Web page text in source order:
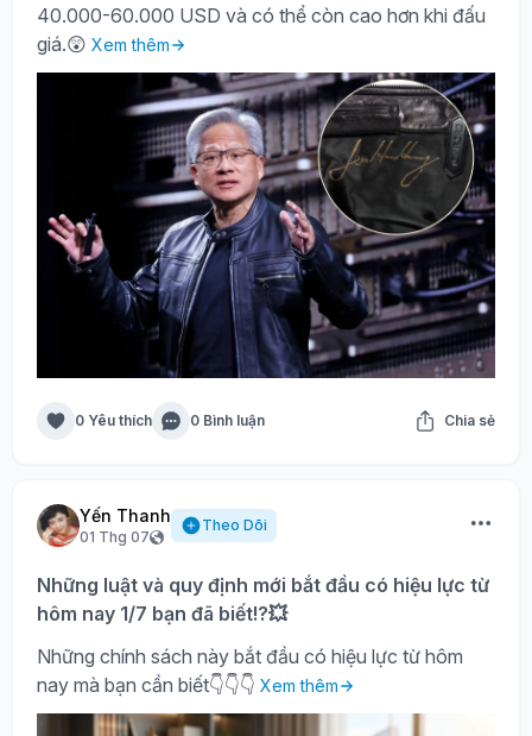
40.000-60.000 USD và có thể còn cao hơn khi đấu
giá.😲 Xem thêm
0 Yêu thích 0 Bình luận Chia sẻ
Yến Thanh
01 Thg 07
Theo Dõi
Những luật và quy định mới bắt đầu có hiệu lực từ
hôm nay 1/7 bạn đã biết!?💥
Những chính sách này bắt đầu có hiệu lực từ hôm
nay mà bạn cần biết👇👇👇 Xem thêm